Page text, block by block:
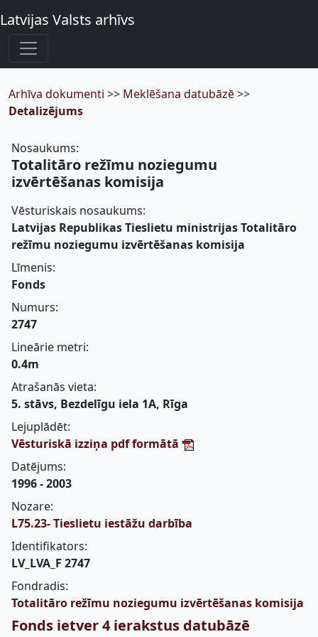
Latvijas Valsts arhīvs
Arhīva dokumenti >> Meklēšana datubāzē>>
Detalizējums
Nosaukums:
Totalitāro režīmu noziegumu
izvērtēšanas komisija
Vēsturiskais nosaukums:
Latvijas Republikas Tieslietu ministrijas Totalitāro
režīmu noziegumu izvērtēšanas komisija
Līmenis:
Fonds
Numurs:
2747
Lineārie metri:
0.4m
Atrašanās vieta:
5. stāvs, Bezdelīgu iela 1A, Rīga
Lejuplādēt:
Vēsturiskā izziņa pdf formātā
Datējums:
1996 - 2003
Nozare:
L75.23- Tieslietu iestāžu darbība
Identifikators:
LV_LVA_F 2747
Fondradis:
Totalitāro režīmu noziegumu izvērtēšanas komisija
Fonds ietver 4 ierakstus datubāzē